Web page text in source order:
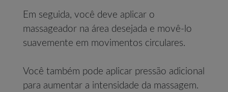
Em seguida, você deve aplicar o
massageador na área desejada e movê-lo
suavemente em movimentos circulares.
Você também pode aplicar pressão adicional
para aumentar a intensidade da massagem.